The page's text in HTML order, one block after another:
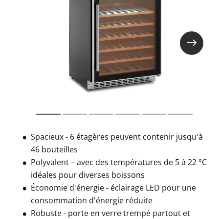
Spacieux - 6 étagères peuvent contenir jusqu'à
46 bouteilles
Polyvalent – avec des températures de 5 à 22 °C
idéales pour diverses boissons
Économie d'énergie - éclairage LED pour une
consommation d'énergie réduite
Robuste - porte en verre trempé partout et